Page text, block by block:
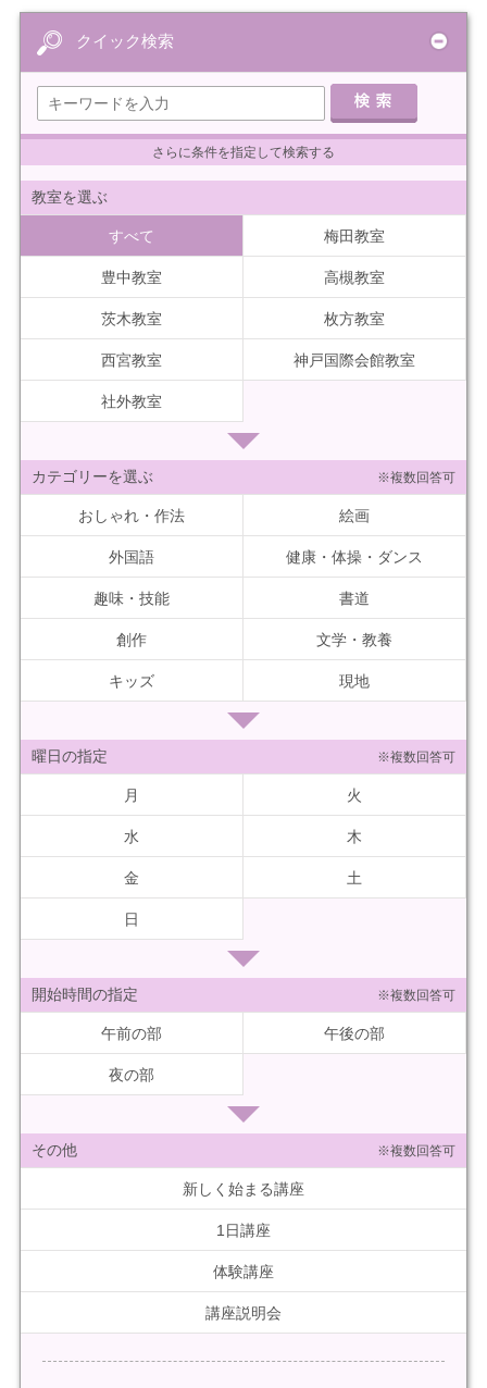
クイック検索
さらに条件を指定して検索する
教室を選ぶ
すべて 梅田教室
豊中教室 高槻教室
茨木教室 枚方教室
西宮教室 神戸国際会館教室
社外教室
カテゴリーを選ぶ ※複数回答可
おしゃれ・作法 絵画
外国語 健康・体操・ダンス
趣味・技能 書道
創作 文学・教養
キッズ 現地
曜日の指定 ※複数回答可
月 火
水 木
金 土
日
開始時間の指定 ※複数回答可
午前の部 午後の部
夜の部
その他 ※複数回答可
新しく始まる講座
1日講座
体験講座
講座説明会